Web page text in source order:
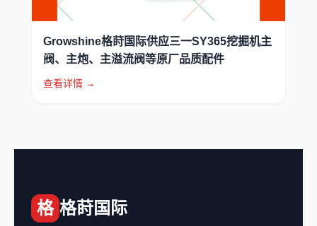
Growshine格莳国际供应三一SY365挖掘机主
阀、主炮、主溢流阀等原厂品质配件
查看详情 →
格 格莳国际